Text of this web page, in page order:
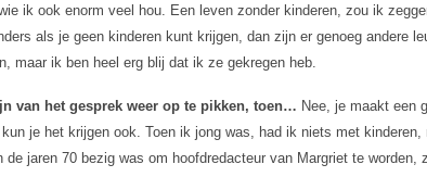
ik ook enorm veel hou. Een leven zonder kinderen, zou ik
als je geen kinderen kunt krijgen, dan zijn er genoeg andere
maar ik ben heel erg blij dat ik ze gekregen heb.
van het gesprek weer op te pikken, toen… Nee, je maakt een
je het krijgen ook. Toen ik jong was, had ik niets met kinderen,
de jaren 70 bezig was om hoofdredacteur van Margriet te worden,